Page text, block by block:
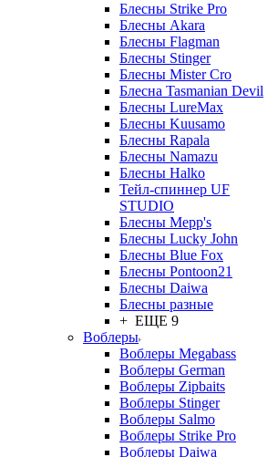
Блесны Strike Pro
Блесны Akara
Блесны Flagman
Блесны Stinger
Блесны Mister Cro
Блесна Tasmanian Devil
Блесны LureMax
Блесны Kuusamo
Блесны Rapala
Блесны Namazu
Блесны Halko
Тейл-спиннер UF
STUDIO
Блесны Mepp's
Блесны Lucky John
Блесны Blue Fox
Блесны Pontoon21
Блесны Daiwa
Блесны разные
+ ЕЩЕ 9
Воблеры
Воблеры Megabass
Воблеры German
Воблеры Zipbaits
Воблеры Stinger
Воблеры Salmo
Воблеры Strike Pro
Воблеры Daiwa